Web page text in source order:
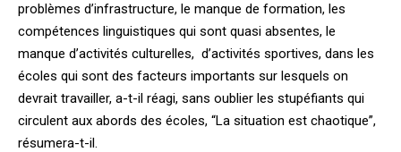
problèmes d’infrastructure, le manque de formation, les
compétences linguistiques qui sont quasi absentes, le
manque d’activités culturelles, d’activités sportives, dans les
écoles qui sont des facteurs importants sur lesquels on
devrait travailler, a-t-il réagi, sans oublier les stupéfiants qui
circulent aux abords des écoles, “La situation est chaotique”,
résumera-t-il.